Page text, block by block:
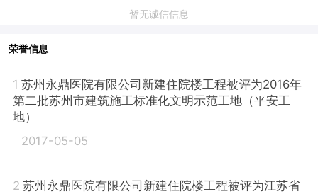
暂无诚信信息
荣誉信息
1 苏州永鼎医院有限公司新建住院楼工程被评为2016年
第二批苏州市建筑施工标准化文明示范工地（平安工
地）
2017-05-05
2 苏州永鼎医院有限公司新建住院楼工程被评为江苏省